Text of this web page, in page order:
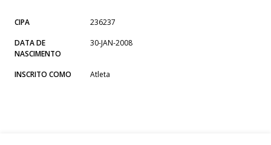
CIPA
236237
DATA DE
NASCIMENTO
30-JAN-2008
INSCRITO COMO Atleta